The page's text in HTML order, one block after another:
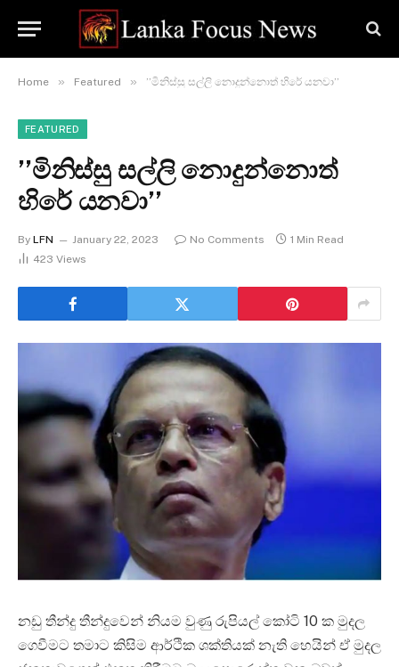
Home » Featured » ’’මිනිස්සු සල්ලි නොදුන්නොත් හිරේ යනවා’’
FEATURED
’’මිනිස්සු සල්ලි නොදුන්නොත්
හිරේ යනවා’’
By LFN January 22, 2023 No Comments
1 Min Read
423 Views
නඩු තීන්දු තීන්දුවෙන් නියම වුණු රුපියල් කෝටි 10 ක මුදල
ගෙවීමට තමාට කිසිම ආර්ථික ශක්තියක් නැති හෙයින් ඒ මුදල